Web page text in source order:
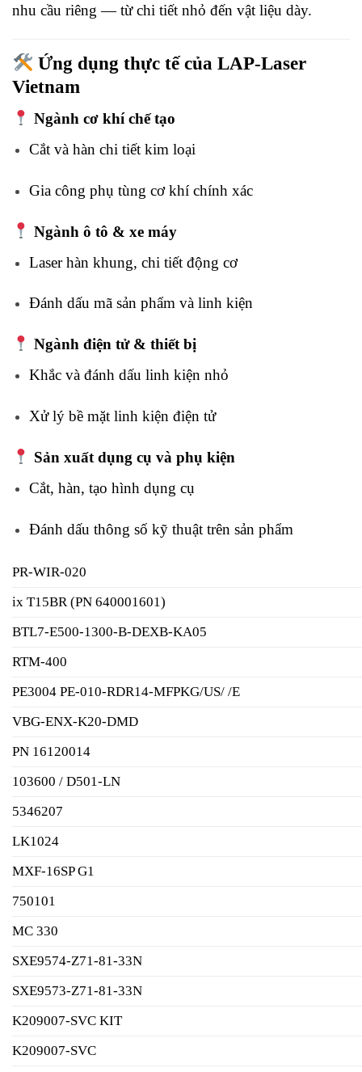
nhu cầu riêng — từ chi tiết nhỏ đến vật liệu dày.
Ứng dụng thực tế của LAP-Laser
Vietnam
Ngành cơ khí chế tạo
Cắt và hàn chi tiết kim loại
Gia công phụ tùng cơ khí chính xác
Ngành ô tô & xe máy
Laser hàn khung, chi tiết động cơ
Đánh dấu mã sản phẩm và linh kiện
Ngành điện tử & thiết bị
Khắc và đánh dấu linh kiện nhỏ
Xử lý bề mặt linh kiện điện tử
Sản xuất dụng cụ và phụ kiện
Cắt, hàn, tạo hình dụng cụ
Đánh dấu thông số kỹ thuật trên sản phẩm
PR-WIR-020
ix T15BR (PN 640001601)
BTL7-E500-1300-B-DEXB-KA05
RTM-400
PE3004 PE-010-RDR14-MFPKG/US/ /E
VBG-ENX-K20-DMD
PN 16120014
103600 / D501-LN
5346207
LK1024
MXF-16SP G1
750101
MC 330
SXE9574-Z71-81-33N
SXE9573-Z71-81-33N
K209007-SVC KIT
K209007-SVC